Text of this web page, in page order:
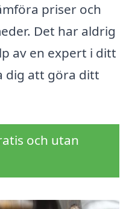
priser och
Det har aldrig
av en expert i ditt
dig att göra ditt
och utan